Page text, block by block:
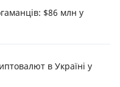
$86 млн у
в Україні у